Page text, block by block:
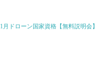
1月ドローン国家資格【無料説明会】